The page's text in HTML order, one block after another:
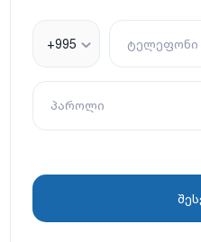
+995 ტელეფონი
პაროლი